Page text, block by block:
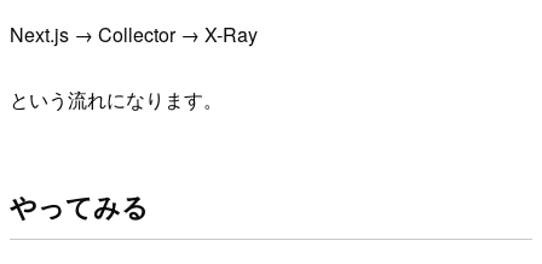
Next.js → Collector → X-Ray
という流れになります。
やってみる